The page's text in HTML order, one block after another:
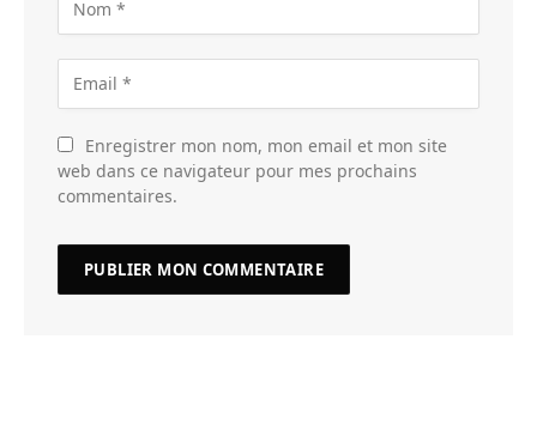
Enregistrer mon nom, mon email et mon site
web dans ce navigateur pour mes prochains
commentaires.